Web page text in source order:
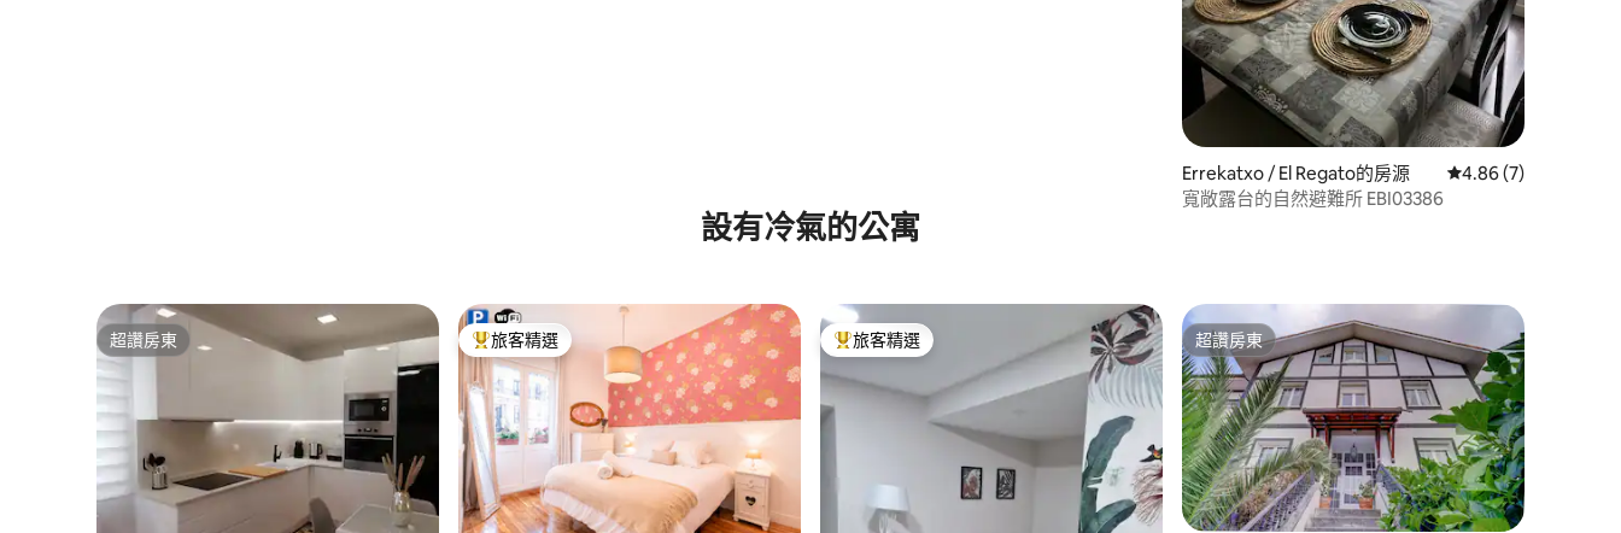
Errekatxo / El Regato的房源 從 7 則評價中獲得
4.86 (7)
寬敞露台的自然避難所 EBI03386
設有冷氣的公寓
超讚房東
超讚房東 旅客精選榜首
旅客精選 旅客精選榜首
旅客精選 超讚房東
超讚房東